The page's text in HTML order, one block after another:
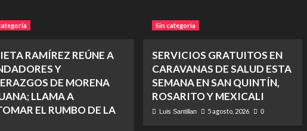
RAMÍREZ REÚNE A
Y
DE MORENA
LLAMA A
EL RUMBO DE LA
Sin categoría
SERVICIOS GRATUITOS EN
CARAVANAS DE SALUD ESTA
SEMANA EN SAN QUINTÍN,
ROSARITO Y MEXICALI
Luis Santillan 5 agosto, 2026 0